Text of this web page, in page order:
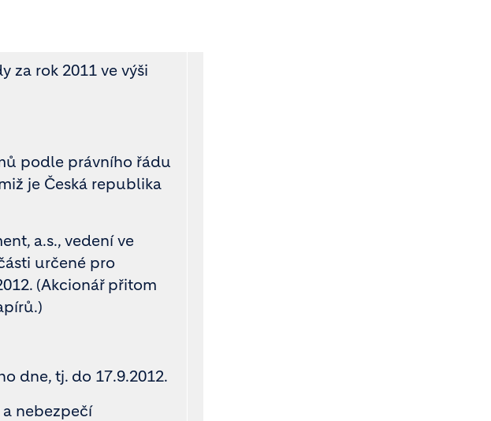
za rok 2011 ve výši
podle právního řádu
je Česká republika
a.s., vedení ve
určené pro
(Akcionář přitom
dne, tj. do 17.9.2012.
nebezpečí